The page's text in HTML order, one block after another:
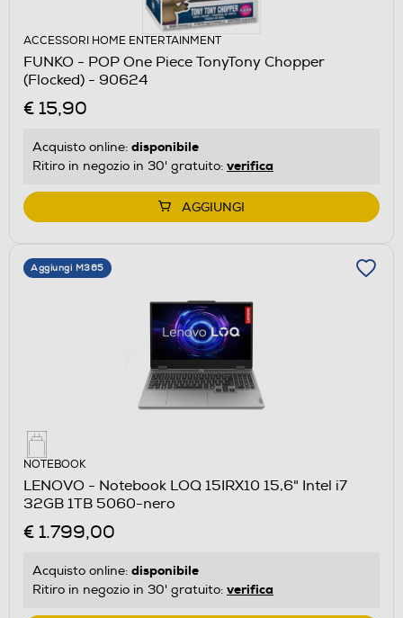
ACCESSORI HOME ENTERTAINMENT
FUNKO - POP One Piece TonyTony Chopper
(Flocked) - 90624
€ 15,90
Acquisto online: disponibile
Ritiro in negozio in 30' gratuito: verifica
AGGIUNGI
Aggiungi M365
NOTEBOOK
LENOVO - Notebook LOQ 15IRX10 15,6" Intel i7
32GB 1TB 5060-nero
€ 1.799,00
Acquisto online: disponibile
Ritiro in negozio in 30' gratuito: verifica